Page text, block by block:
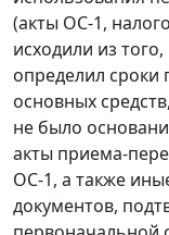
(акты ОС-1,
исходили из
определил сроки
основных
не было
акты приема-
ОС-1, а также
документов,